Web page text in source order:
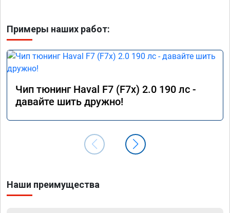
Примеры наших работ:
Чип тюнинг Haval F7 (F7x) 2.0 190 лс -
давайте шить дружно!
Наши преимущества